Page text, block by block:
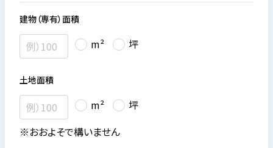
建物（専有）面積
m² 坪
土地面積
m²
坪
※おおよそで構いません